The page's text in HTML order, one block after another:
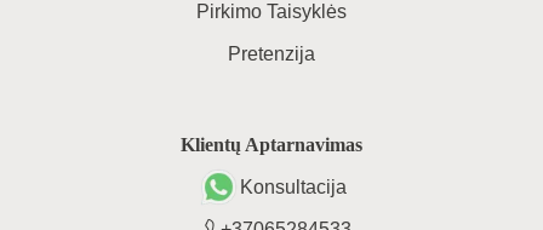
Pirkimo Taisyklės
Pretenzija
Klientų Aptarnavimas
Konsultacija